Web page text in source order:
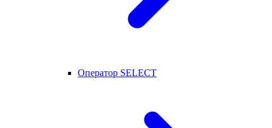
Оператор SELECT